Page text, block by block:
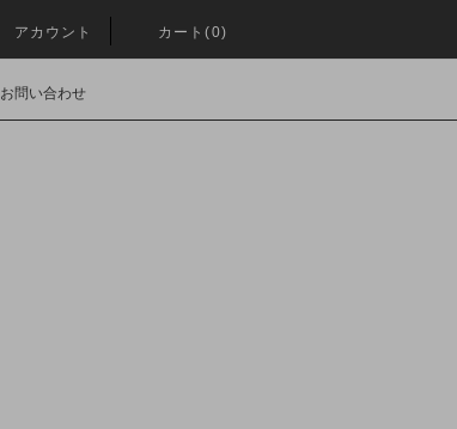
アカウント カート(0)
お問い合わせ